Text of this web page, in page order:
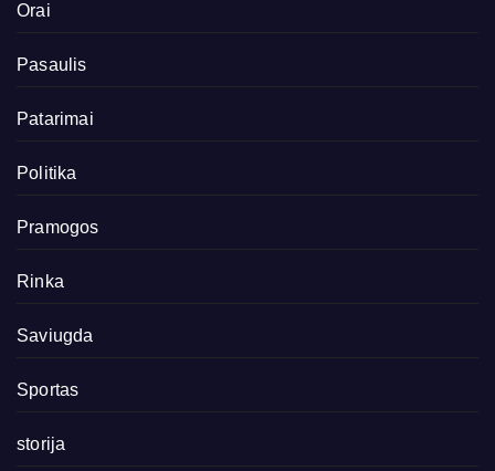
Orai
Pasaulis
Patarimai
Politika
Pramogos
Rinka
Saviugda
Sportas
storija